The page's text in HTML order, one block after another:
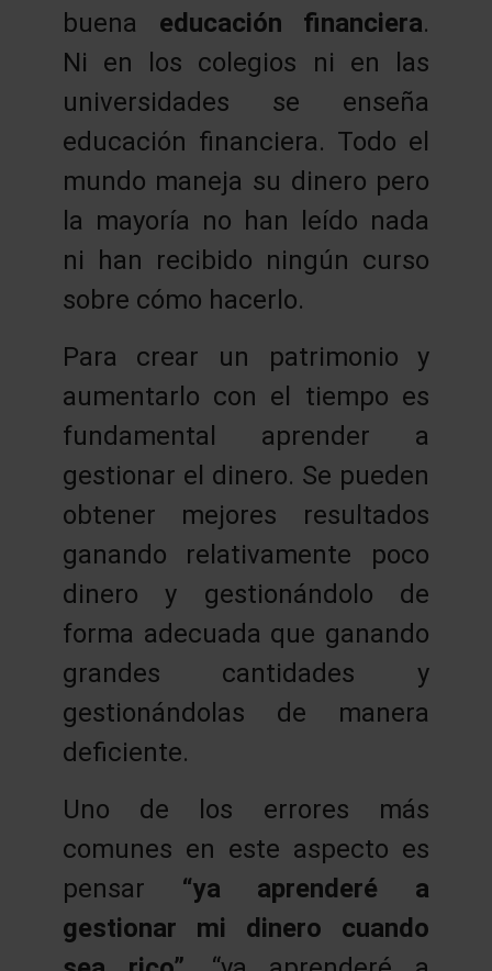
buena educación financiera.
Ni en los colegios ni en las
universidades se enseña
educación financiera. Todo el
mundo maneja su dinero pero
la mayoría no han leído nada
ni han recibido ningún curso
sobre cómo hacerlo.
Para crear un patrimonio y
aumentarlo con el tiempo es
fundamental aprender a
gestionar el dinero. Se pueden
obtener mejores resultados
ganando relativamente poco
dinero y gestionándolo de
forma adecuada que ganando
grandes cantidades y
gestionándolas de manera
deficiente.
Uno de los errores más
comunes en este aspecto es
pensar “ya aprenderé a
gestionar mi dinero cuando